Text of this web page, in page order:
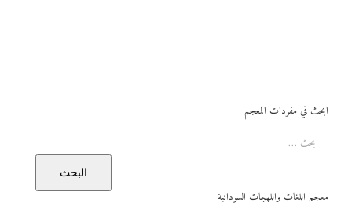
ابحث في مفردات المعجم
البحث
البحث
معجم اللغات واللهجات السودانية